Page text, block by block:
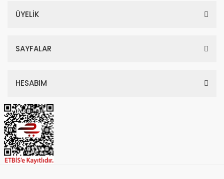
ÜYELİK
SAYFALAR
HESABIM